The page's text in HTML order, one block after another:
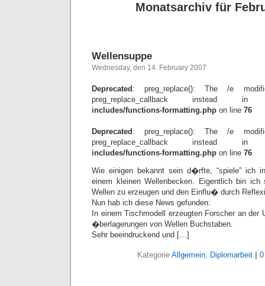
Monatsarchiv für
Wellensuppe
Wednesday, den 14. February 2007
Deprecated : preg_replace(): The /e
preg_replace_callback instead
includes/functions-formatting.php on line 76
Deprecated : preg_replace(): The /e
preg_replace_callback instead
includes/functions-formatting.php on line 76
Wie einigen bekannt sein d�rfte, “spiele”
einem kleinen Wellenbecken. Eigentlich bin
Wellen zu erzeugen und den Einflu� durch
Nun hab ich diese News gefunden:
In einem Tischmodell erzeugten Forscher an
�berlagerungen von Wellen Buchstaben.
Sehr beeindruckend und […]
Kategorie Allgemein, Diplomarbeit